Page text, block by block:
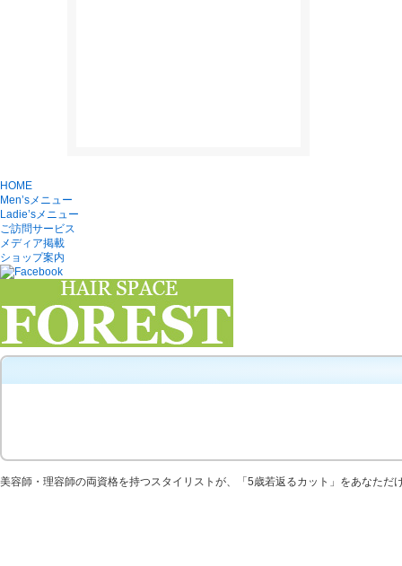
HOME
Men’sメニュー
Ladie’sメニュー
ご訪問サービス
メディア掲載
ショップ案内
美容師・理容師の両資格を持つスタイリストが、「5歳若返るカット」をあなた